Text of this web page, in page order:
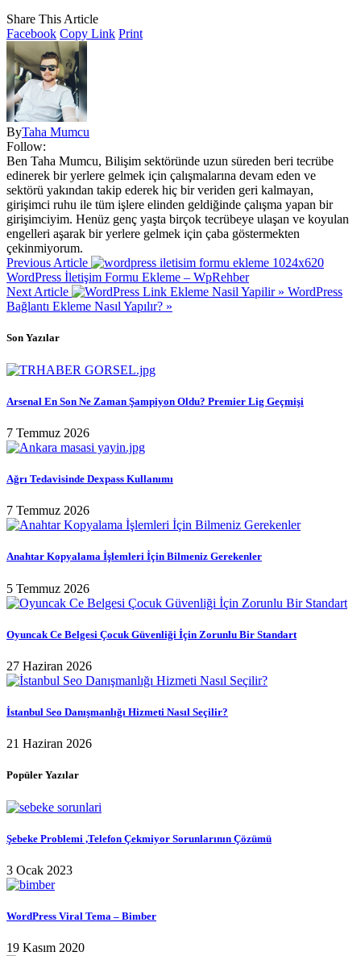
Share This Article
Facebook Copy Link Print
ByTaha Mumcu
Follow:
Ben Taha Mumcu, Bilişim sektöründe uzun süreden beri tecrübe
edinerek bir yerlere gelmek için çalışmalarına devam eden ve
sektörü yakından takip ederek hiç bir veriden geri kalmayan,
girişimci ruhu ile tüm işlere elinden geldiğinde çalışma yapan bir
girişimciyim. Henüz genç yaşta birçok tecrübeye ulaşan ve koyulan
engelleri aşarak bir yerlere gelmek için çaba göstermekten
çekinmiyorum.
Previous Article
WordPress İletişim Formu Ekleme – WpRehber
Next Article
WordPress
Bağlantı Ekleme Nasıl Yapılır? »
Son Yazılar
Arsenal En Son Ne Zaman Şampiyon Oldu? Premier Lig Geçmişi
7 Temmuz 2026
Ağrı Tedavisinde Dexpass Kullanımı
7 Temmuz 2026
Anahtar Kopyalama İşlemleri İçin Bilmeniz Gerekenler
5 Temmuz 2026
Oyuncak Ce Belgesi Çocuk Güvenliği İçin Zorunlu Bir Standart
27 Haziran 2026
İstanbul Seo Danışmanlığı Hizmeti Nasıl Seçilir?
21 Haziran 2026
Popüler Yazılar
Şebeke Problemi ,Telefon Çekmiyor Sorunlarının Çözümü
3 Ocak 2023
WordPress Viral Tema – Bimber
19 Kasım 2020